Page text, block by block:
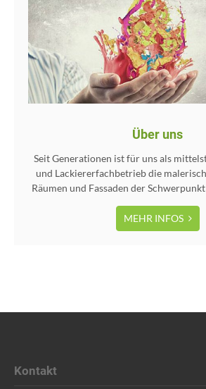
Über uns
Seit Generationen ist für uns als
und Lackiererfachbetrieb die
Räumen und Fassaden der
MEHR INFOS
Kontakt